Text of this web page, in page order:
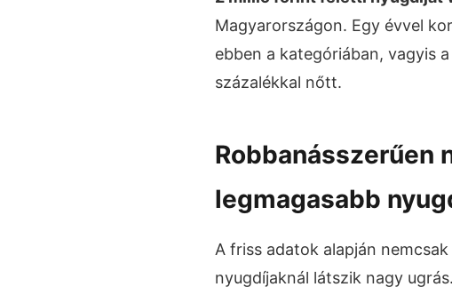
Magyarországon. Egy évvel
ebben a kategóriában, vagyis
százalékkal nőtt.
Robbanásszerűen
legmagasabb
A friss adatok alapján
nyugdíjaknál látszik nagy